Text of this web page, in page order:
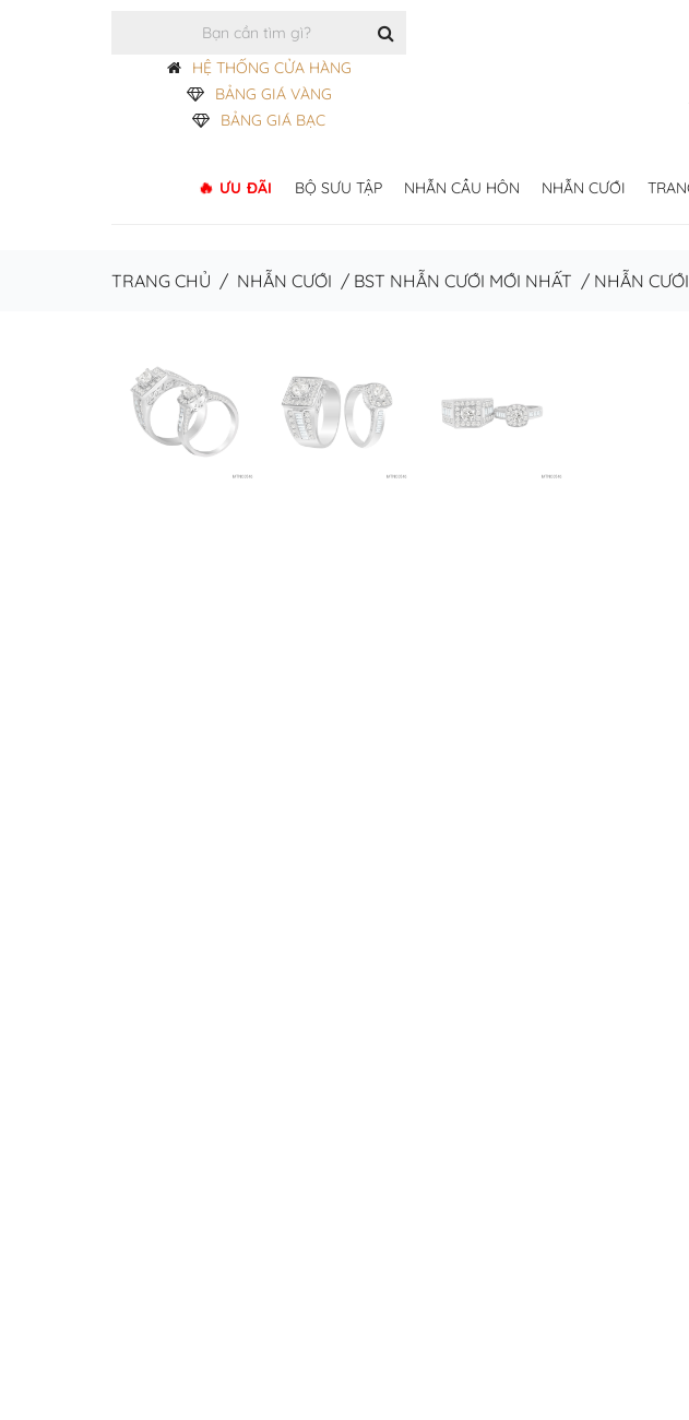
HỆ THỐNG CỬA HÀNG
BẢNG GIÁ VÀNG
BẢNG GIÁ BẠC
ƯU ĐÃI BỘ SƯU TẬP NHẪN CẦU HÔN NHẪN CƯỚI
TRANG CHỦ / NHẪN CƯỚI / BST NHẪN CƯỚI MỚI NHẤT / NHẪN